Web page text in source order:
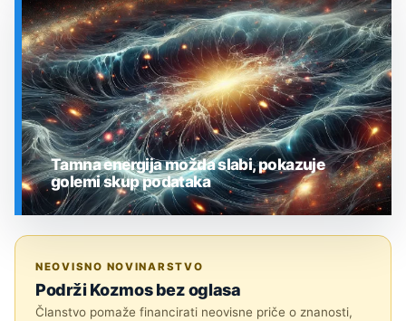
SVEMIR
Tamna energija možda slabi, pokazuje
golemi skup podataka
NEOVISNO NOVINARSTVO
Podrži Kozmos bez oglasa
Članstvo pomaže financirati neovisne priče o znanosti,